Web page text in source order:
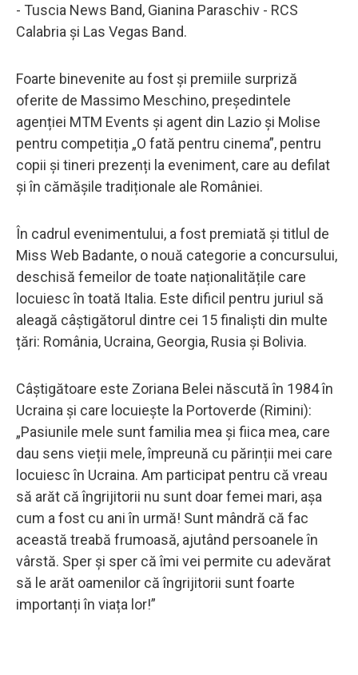
- Tuscia News Band, Gianina Paraschiv - RCS
Calabria și Las Vegas Band.
Foarte binevenite au fost și premiile surpriză
oferite de Massimo Meschino, președintele
agenției MTM Events și agent din Lazio și Molise
pentru competiția „O fată pentru cinema”, pentru
copii și tineri prezenți la eveniment, care au defilat
și în cămășile tradiționale ale României.
În cadrul evenimentului, a fost premiată și titlul de
Miss Web Badante, o nouă categorie a concursului,
deschisă femeilor de toate naționalitățile care
locuiesc în toată Italia. Este dificil pentru juriul să
aleagă câștigătorul dintre cei 15 finaliști din multe
țări: România, Ucraina, Georgia, Rusia și Bolivia.
Câștigătoare este Zoriana Belei născută în 1984 în
Ucraina și care locuiește la Portoverde (Rimini):
„Pasiunile mele sunt familia mea și fiica mea, care
dau sens vieții mele, împreună cu părinții mei care
locuiesc în Ucraina. Am participat pentru că vreau
să arăt că îngrijitorii nu sunt doar femei mari, așa
cum a fost cu ani în urmă! Sunt mândră că fac
această treabă frumoasă, ajutând persoanele în
vârstă. Sper și sper că îmi vei permite cu adevărat
să le arăt oamenilor că îngrijitorii sunt foarte
importanți în viața lor!”